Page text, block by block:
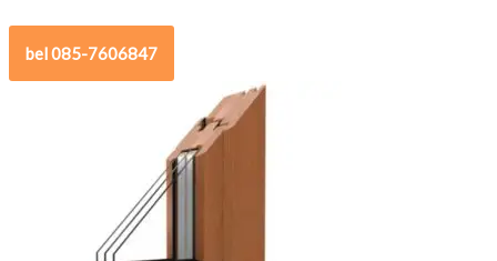
bel 085-7606847